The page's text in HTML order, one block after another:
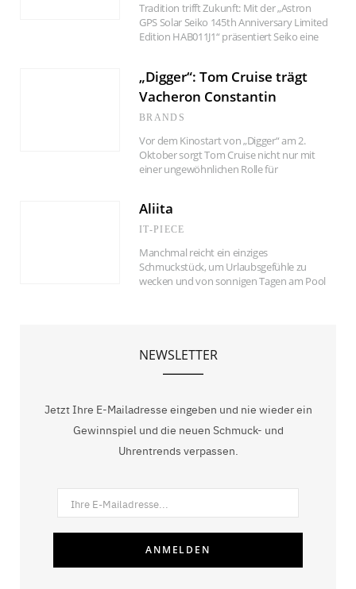
Tradition trifft Zukunft: Mit der „Astron
GPS Solar Seiko 145th Anniversary Limited
Edition HAB011J1“ präsentiert Seiko eine
verbindet. Das Jubiläumsmodell mit
violettfarbenem Zifferblatt ist ab Oktober
„Digger“: Tom Cruise trägt
Vacheron Constantin
BRANDS
Vor dem Kinostart von „Digger“ am 2.
Oktober sorgt Tom Cruise nicht nur mit
einer ungewöhnlichen Rolle für
Film von Oscar-Regisseur Alejandro G.
Iñárritu trägt der Hollywoodstar eine edle
Aliita
IT-PIECE
Manchmal reicht ein einziges
Schmuckstück, um Urlaubsgefühle zu
wecken und von sonnigen Tagen am Pool
NEWSLETTER
Jetzt Ihre E-Mailadresse eingeben und nie wieder ein
Gewinnspiel und die neuen Schmuck- und
Uhrentrends verpassen.